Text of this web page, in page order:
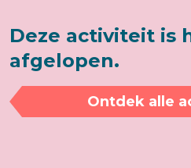
Deze activiteit is
afgelopen.
Ontdek alle